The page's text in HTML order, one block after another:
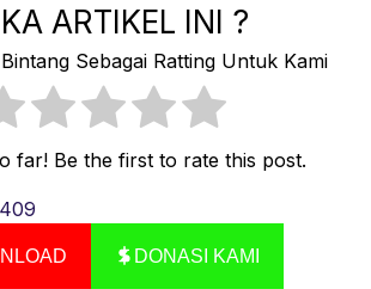
ARTIKEL INI ?
Sebagai Ratting Untuk Kami
far! Be the first to rate this post.
409
DONASI KAMI